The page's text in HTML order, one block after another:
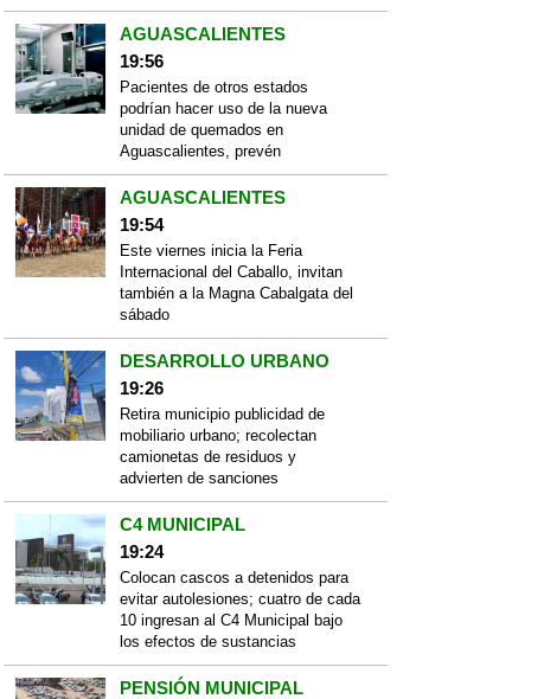
AGUASCALIENTES
19:56
Pacientes de otros estados
podrían hacer uso de la nueva
unidad de quemados en
Aguascalientes, prevén
AGUASCALIENTES
19:54
Este viernes inicia la Feria
Internacional del Caballo, invitan
también a la Magna Cabalgata del
sábado
DESARROLLO URBANO
19:26
Retira municipio publicidad de
mobiliario urbano; recolectan
camionetas de residuos y
advierten de sanciones
C4 MUNICIPAL
19:24
Colocan cascos a detenidos para
evitar autolesiones; cuatro de cada
10 ingresan al C4 Municipal bajo
los efectos de sustancias
PENSIÓN MUNICIPAL